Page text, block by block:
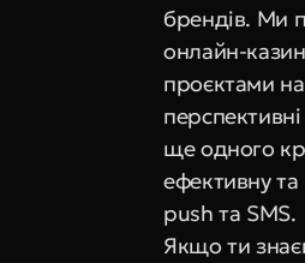
брендів. Ми
онлайн-
проєктами на
ще одного
ефективну
push та SMS.
Якщо ти